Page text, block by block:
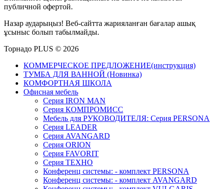
публичной офертой.
Назар аударыңыз! Веб-сайтта жарияланған бағалар ашық
ұсыныс болып табылмайды.
Торнадо PLUS © 2026
КОММЕРЧЕСКОЕ ПРЕДЛОЖЕНИЕ(инструкция)
ТУМБА ДЛЯ ВАННОЙ (Новинка)
КОМФОРТНАЯ ШКОЛА
Офисная мебель
Серия IRON MAN
Серия КОМПРОМИСС
Мебель для РУКОВОДИТЕЛЯ: Серия PERSONA
Серия LEADER
Серия AVANGARD
Серия ORION
Серия FAVORIT
Серия ТЕХНО
Конференц системы: - комплект PERSONA
Конференц системы: - комплект AVANGARD